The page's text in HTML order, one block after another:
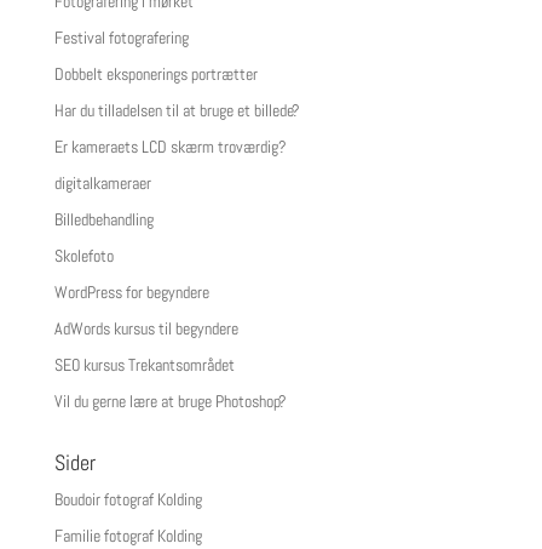
Festival fotografering
Dobbelt eksponerings portrætter
Har du tilladelsen til at bruge et billede?
Er kameraets LCD skærm troværdig?
digitalkameraer
Billedbehandling
Skolefoto
WordPress for begyndere
AdWords kursus til begyndere
SEO kursus Trekantsområdet
Vil du gerne lære at bruge Photoshop?
Sider
Boudoir fotograf Kolding
Familie fotograf Kolding